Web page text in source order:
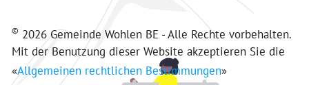
© 2026 Gemeinde Wohlen BE - Alle Rechte vorbehalten.
Mit der Benutzung dieser Website akzeptieren Sie die
«Allgemeinen rechtlichen Bestimmungen»